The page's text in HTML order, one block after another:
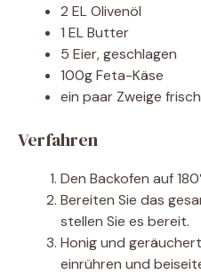
2 EL Olivenöl
1 EL Butter
5 Eier, geschlagen
100g Feta-Käse
ein paar Zweige
Verfahren
Den Backofen auf
Bereiten Sie das
stellen Sie es bereit.
Honig und
einrühren und